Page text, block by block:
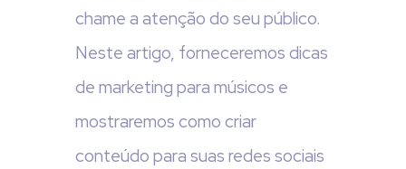
chame a atenção do seu público.
Neste artigo, forneceremos dicas
de marketing para músicos e
mostraremos como criar
conteúdo para suas redes sociais